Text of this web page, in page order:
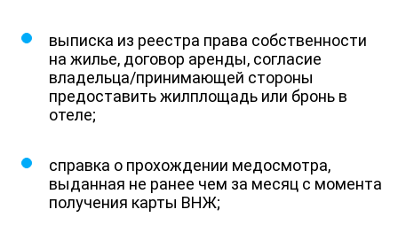
выписка из реестра права собственности
на жилье, договор аренды, согласие
владельца/принимающей стороны
предоставить жилплощадь или бронь в
отеле;
справка о прохождении медосмотра,
выданная не ранее чем за месяц с момента
получения карты ВНЖ;